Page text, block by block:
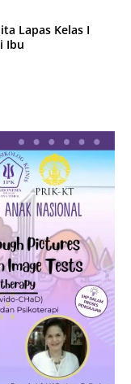
Lapas Kelas I
Ibu